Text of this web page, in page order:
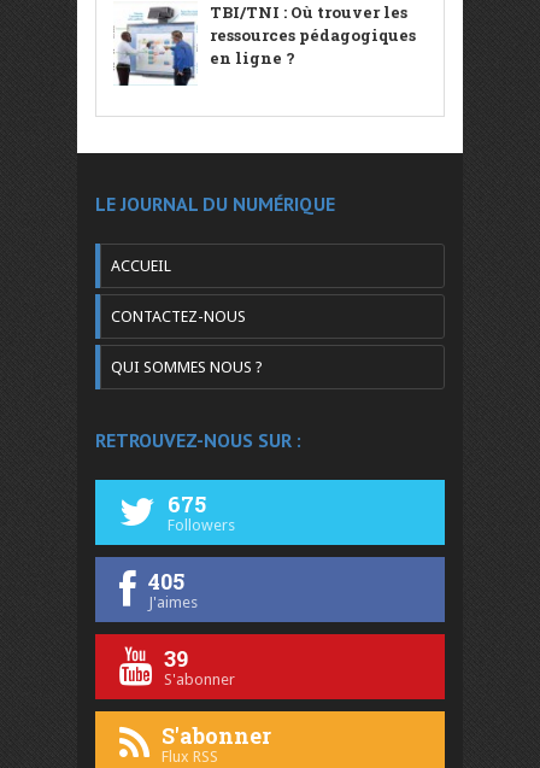
TBI/TNI : Où trouver les
ressources pédagogiques
en ligne ?
LE JOURNAL DU NUMÉRIQUE
ACCUEIL
CONTACTEZ-NOUS
QUI SOMMES NOUS ?
RETROUVEZ-NOUS SUR :
675
Followers
405
J'aimes
39
S'abonner
S'abonner
Flux RSS